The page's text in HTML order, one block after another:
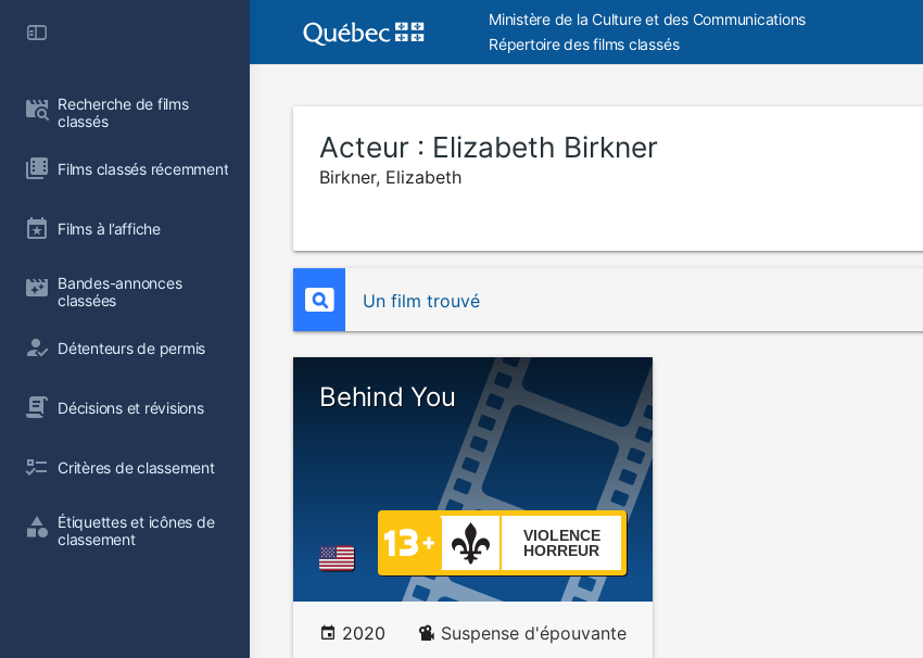
Recherche de films
classés
Films classés récemment
Films à l’affiche
Bandes-annonces
classées
Détenteurs de permis
Décisions et révisions
Critères de classement
Étiquettes et icônes de
classement
Ministère de la Culture et des Communications
Répertoire des films classés
Acteur : Elizabeth Birkner
Birkner, Elizabeth
Un film trouvé
Behind You
VIOLENCE
HORREUR
2020 Suspense d'épouvante